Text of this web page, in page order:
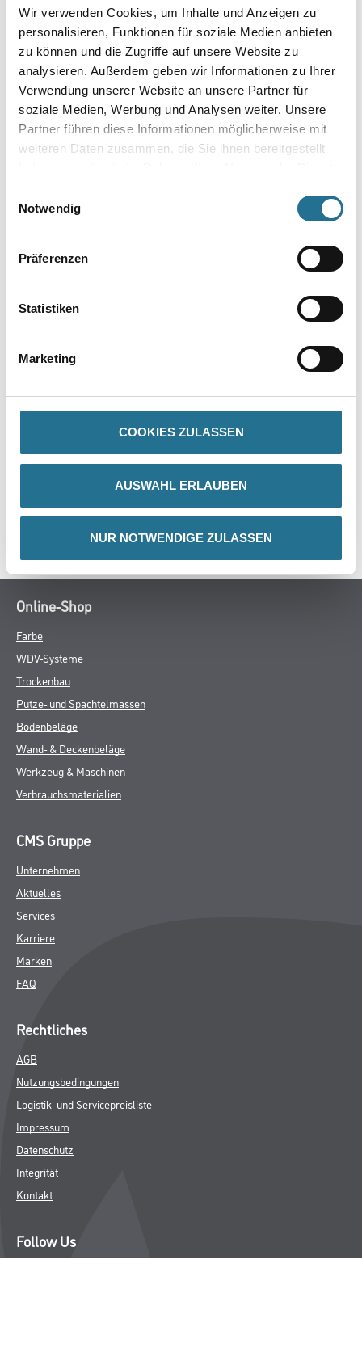
Wir verwenden Cookies, um Inhalte und Anzeigen zu
personalisieren, Funktionen für soziale Medien anbieten
zu können und die Zugriffe auf unsere Website zu
analysieren. Außerdem geben wir Informationen zu Ihrer
Verwendung unserer Website an unsere Partner für
soziale Medien, Werbung und Analysen weiter. Unsere
Partner führen diese Informationen möglicherweise mit
weiteren Daten zusammen, die Sie ihnen bereitgestellt
haben oder die sie im Rahmen Ihrer Nutzung der Dienste
Notwendig
Präferenzen
Statistiken
Marketing
COOKIES ZULASSEN
AUSWAHL ERLAUBEN
NUR NOTWENDIGE ZULASSEN
Umrechnungsfaktoren
- Überarbeitbar nach: 4-6 Stunden
- Durchgehärtet nach: 3-4 Tagen
ZUSATZINFOS
GEFAHRENHINWEISE
SPEZIFIKATIONEN
Online-Shop
Farbe
WDV-Systeme
Trockenbau
Putze- und Spachtelmassen
Bodenbeläge
Wand- & Deckenbeläge
Werkzeug & Maschinen
Verbrauchsmaterialien
CMS Gruppe
Unternehmen
Aktuelles
Services
Karriere
Marken
FAQ
Rechtliches
AGB
Nutzungsbedingungen
Logistik- und Servicepreisliste
Impressum
Datenschutz
Integrität
Kontakt
Follow Us